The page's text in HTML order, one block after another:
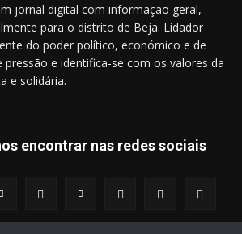
jornal digital com informação geral,
para o distrito de Beja. Lidador
do poder político, económico e de
pressão e identifica-se com os valores da
e solidária.
encontrar nas redes sociais